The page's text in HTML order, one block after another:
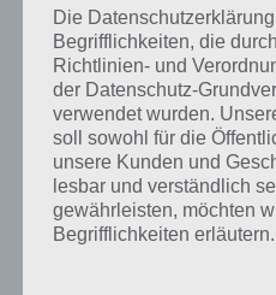
Auf WhatsApp teilen
Tweet auf Twitter
Die
Begrifflichkeiten, die
Richtlinien- und
der Datenschutz-
verwendet wurden.
soll sowohl für die
unsere Kunden und
lesbar und verständlich
gewährleisten, möchten
Begrifflichkeiten erläutern.